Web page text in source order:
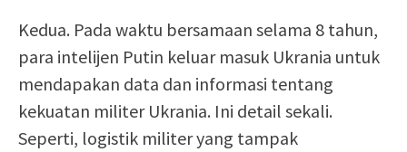
Kedua. Pada waktu bersamaan selama 8 tahun,
para intelijen Putin keluar masuk Ukrania untuk
mendapakan data dan informasi tentang
kekuatan militer Ukrania. Ini detail sekali.
Seperti, logistik militer yang tampak